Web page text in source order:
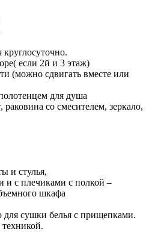
круглосуточно.
если 2й и 3 этаж)
(можно сдвигать вместе или
для душа
со смесителем, зеркало,
и стулья,
и с плечиками с полкой –
шкафа
сушки белья с прищепками.